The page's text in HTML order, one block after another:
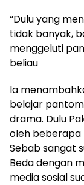
“Dulu yang
tidak banyak,
menggeluti
beliau
Ia
belajar
drama. Dulu
oleh beberapa
Sebab sangat
Beda dengan
media sosial